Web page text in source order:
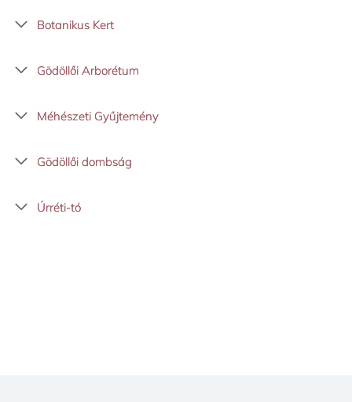
Botanikus Kert
Gödöllői Arborétum
Méhészeti Gyűjtemény
Gödöllői dombság
Úrréti-tó